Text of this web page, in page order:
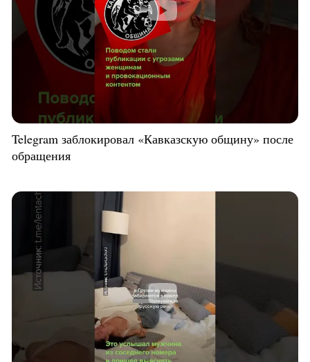
Telegram заблокировал «Кавказскую общину» после
обращения